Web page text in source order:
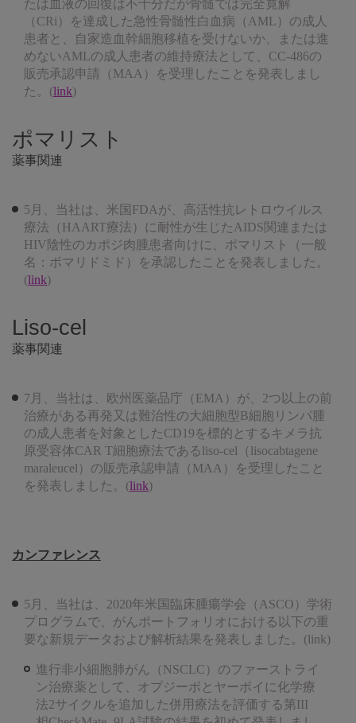
たは血液の回復は不十分だが骨髄では完全寛解
（CRi）を達成した急性骨髄性白血病（AML）の成人
患者と、自家造血幹細胞移植を受けないか、または進
めないAMLの成人患者の維持療法として、CC-486の
販売承認申請（MAA）を受理したことを発表しまし
た。(link)
ポマリスト
薬事関連
5月、当社は、米国FDAが、高活性抗レトロウイルス
療法（HAART療法）に耐性が生じたAIDS関連または
HIV陰性のカポジ肉腫患者向けに、ポマリスト（一般
名：ポマリドミド）を承認したことを発表しました。
(link)
Liso-cel
薬事関連
7月、当社は、欧州医薬品庁（EMA）が、2つ以上の前
治療がある再発又は難治性の大細胞型B細胞リンパ腫
の成人患者を対象としたCD19を標的とするキメラ抗
原受容体CAR T細胞療法であるliso-cel（lisocabtagene
maraleucel）の販売承認申請（MAA）を受理したこと
を発表しました。(link)
カンファレンス
5月、当社は、2020年米国臨床腫瘍学会（ASCO）学術
プログラムで、がんポートフォリオにおける以下の重
要な新規データおよび解析結果を発表しました。(link)
進行非小細胞肺がん（NSCLC）のファーストライ
ン治療薬として、オプジーボとヤーボイに化学療
法2サイクルを追加した併用療法を評価する第III